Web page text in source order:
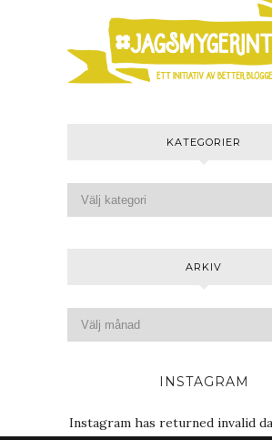
KATEGORIER
ARKIV
INSTAGRAM
Instagram has returned invalid